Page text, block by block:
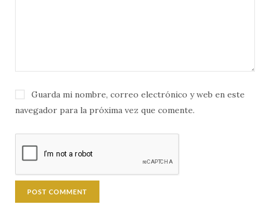
Guarda mi nombre, correo electrónico y web en este
navegador para la próxima vez que comente.